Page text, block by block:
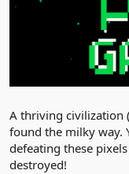
A thriving civilization
found the milky way.
defeating these
destroyed!